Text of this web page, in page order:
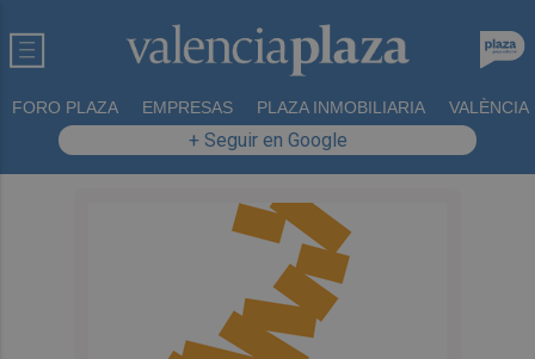
FORO PLAZA EMPRESAS PLAZA INMOBILIARIA VALÈNCIA
+ Seguir en Google